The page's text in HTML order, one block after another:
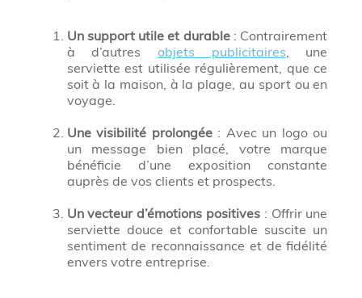
Un support utile et durable: Contrairement
à d’autres objets publicitaires, une
serviette est utilisée régulièrement, que ce
soit à la maison, à la plage, au sport ou en
voyage.
Une visibilité prolongée: Avec un logo ou
un message bien placé, votre marque
bénéficie d’une exposition constante
auprès de vos clients et prospects.
Un vecteur d’émotions positives : Offrir une
serviette douce et confortable suscite un
sentiment de reconnaissance et de fidélité
envers votre entreprise.